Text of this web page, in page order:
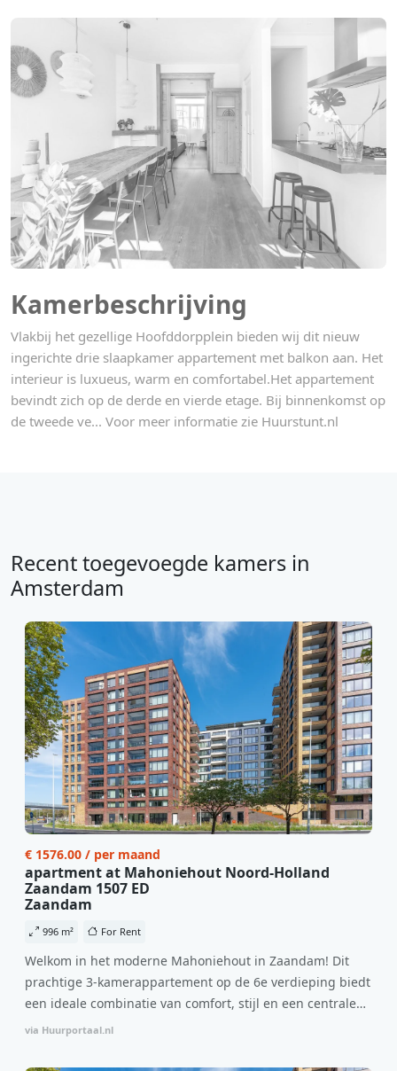
Kamerbeschrijving
Vlakbij het gezellige Hoofddorpplein bieden wij dit nieuw
ingerichte drie slaapkamer appartement met balkon aan. Het
interieur is luxueus, warm en comfortabel.Het appartement
bevindt zich op de derde en vierde etage. Bij binnenkomst op
de tweede ve... Voor meer informatie zie Huurstunt.nl
Recent toegevoegde kamers in
Amsterdam
€ 1576.00 / per maand
apartment at Mahoniehout Noord-Holland
Zaandam 1507 ED
Zaandam
996 m² For Rent
Welkom in het moderne Mahoniehout in Zaandam! Dit
prachtige 3-kamerappartement op de 6e verdieping biedt
een ideale combinatie van comfort, stijl en een centrale
locatie. Met een huurprijs van €1.576 per maand
per maand is dit een geweldige kans voor professionals
via Huurportaal.nl